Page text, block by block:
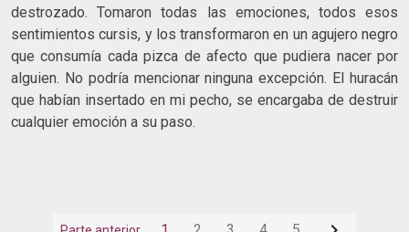
destrozado. Tomaron todas las emociones, todos esos
sentimientos cursis, y los transformaron en un agujero negro
que consumía cada pizca de afecto que pudiera nacer por
alguien. No podría mencionar ninguna excepción. El huracán
que habían insertado en mi pecho, se encargaba de destruir
cualquier emoción a su paso.